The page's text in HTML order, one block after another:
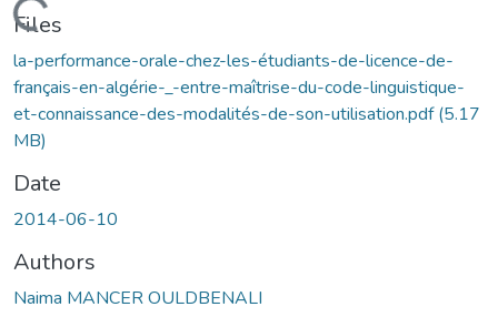
Loading...
Files
la-performance-orale-chez-les-étudiants-de-licence-de-
français-en-algérie-_-entre-maîtrise-du-code-linguistique-
et-connaissance-des-modalités-de-son-utilisation.pdf(5.17
MB)
Date
2014-06-10
Authors
Naima MANCER OULDBENALI